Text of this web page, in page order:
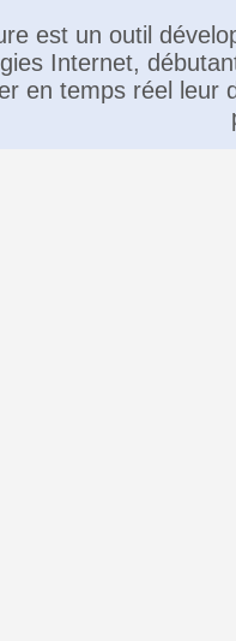
est un outil
Internet,
en temps réel leur